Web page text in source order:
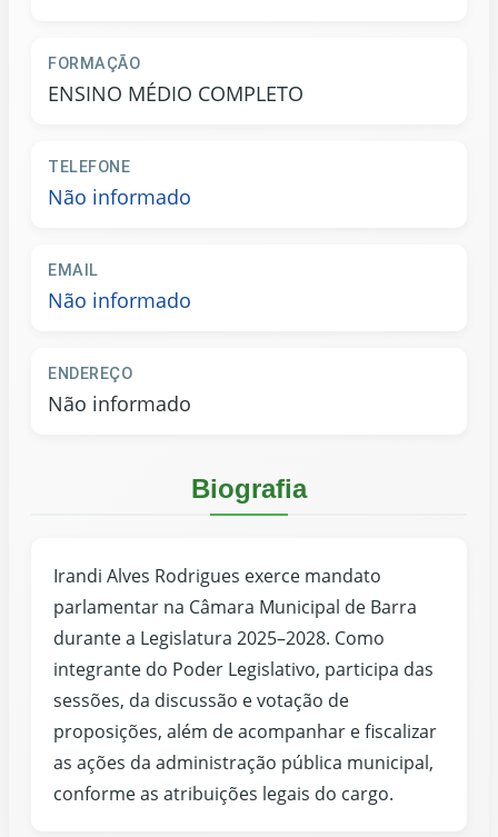
FORMAÇÃO
ENSINO MÉDIO COMPLETO
TELEFONE
Não informado
EMAIL
Não informado
ENDEREÇO
Não informado
Biografia
Irandi Alves Rodrigues exerce mandato
parlamentar na Câmara Municipal de Barra
durante a Legislatura 2025–2028. Como
integrante do Poder Legislativo, participa das
sessões, da discussão e votação de
proposições, além de acompanhar e fiscalizar
as ações da administração pública municipal,
conforme as atribuições legais do cargo.